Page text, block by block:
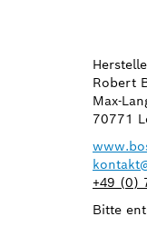
Robert
Max-
70771
+49 (0)
Bitte